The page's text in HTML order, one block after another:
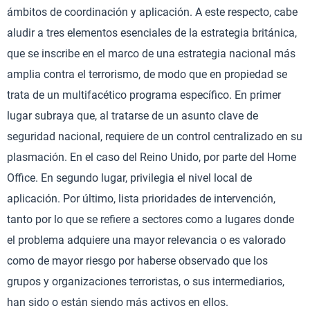
ámbitos de coordinación y aplicación. A este respecto, cabe
aludir a tres elementos esenciales de la estrategia británica,
que se inscribe en el marco de una estrategia nacional más
amplia contra el terrorismo, de modo que en propiedad se
trata de un multifacético programa específico. En primer
lugar subraya que, al tratarse de un asunto clave de
seguridad nacional, requiere de un control centralizado en su
plasmación. En el caso del Reino Unido, por parte del Home
Office. En segundo lugar, privilegia el nivel local de
aplicación. Por último, lista prioridades de intervención,
tanto por lo que se refiere a sectores como a lugares donde
el problema adquiere una mayor relevancia o es valorado
como de mayor riesgo por haberse observado que los
grupos y organizaciones terroristas, o sus intermediarios,
han sido o están siendo más activos en ellos.